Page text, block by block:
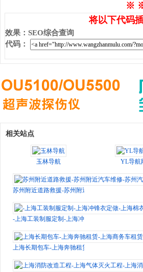
※
将以下代码
效果 ： SEO综合查询
代码 ：
相关站点
玉林导航 YL导航
苏州附近道路救援-苏州附近汽车维修-苏州汽
-上海工装制服定制-上海冲锋衣定做-上海棉衣
上海长期包车-上海奔驰租赁-上海商务车租赁-沪